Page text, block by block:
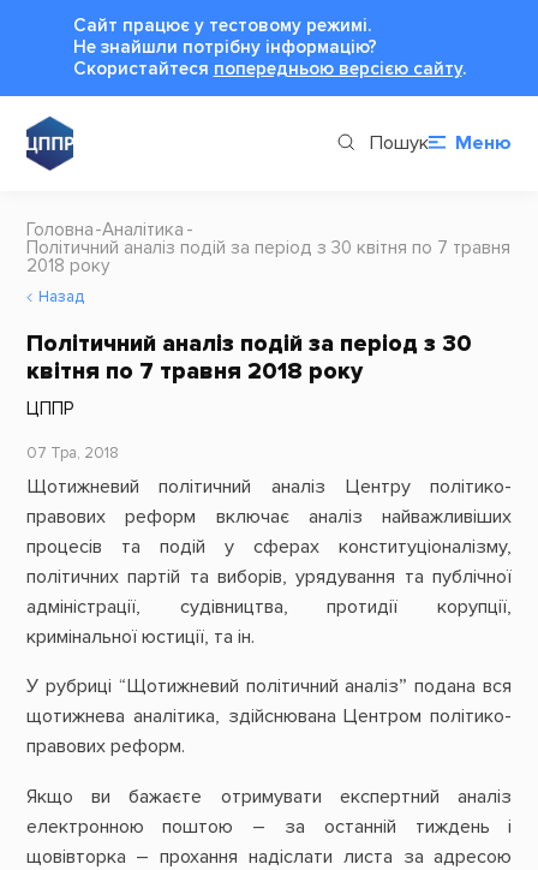
Сайт працює у тестовому режимі.
Не знайшли потрібну інформацію?
Cкористайтеся попередньою версією сайту.
Пошук Меню
Головна Аналітика
Політичний аналіз подій за період з 30 квітня по 7 травня
2018 року
Назад
Політичний аналіз подій за період з 30
квітня по 7 травня 2018 року
ЦППР
07 Тра, 2018
Щотижневий політичний аналіз Центру політико-
правових реформ включає аналіз найважливіших
процесів та подій у сферах конституціоналізму,
політичних партій та виборів, урядування та публічної
адміністрації, судівництва, протидії корупції,
кримінальної юстиції, та ін.
У рубриці “Щотижневий політичний аналіз” подана вся
щотижнева аналітика, здійснювана Центром політико-
правових реформ.
Якщо ви бажаєте отримувати експертний аналіз
електронною поштою – за останній тиждень і
щовівторка – прохання надіслати листа за адресою